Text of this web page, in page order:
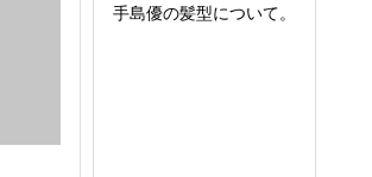
手島優の髪型について。